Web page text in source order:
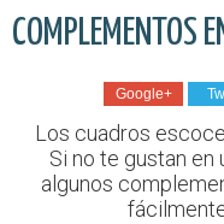
COMPLEMENTOS
Google+
Los cuadros
Si no te gustan
algunos